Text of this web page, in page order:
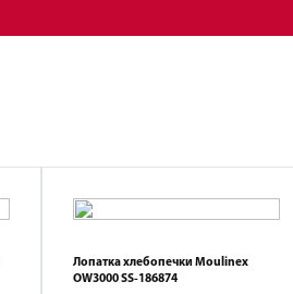
Лопатка хлебопечки Moulinex
OW3000 SS-186874